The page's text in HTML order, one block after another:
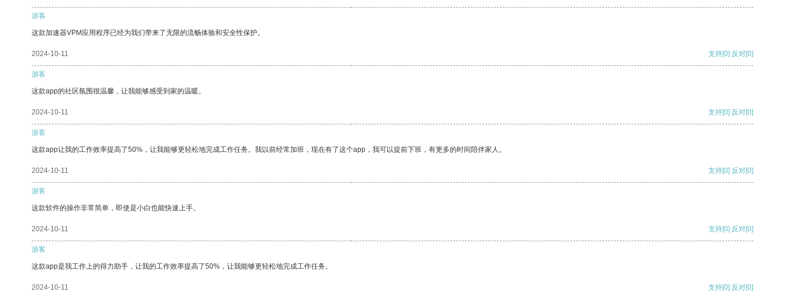
游客
这款加速器VPM应用程序已经为我们带来了无限的流畅体验和安全性保护。
2024-10-11 支持[0] 反对[0]
游客
这款app的社区氛围很温馨，让我能够感受到家的温暖。
2024-10-11 支持[0] 反对[0]
游客
这款app让我的工作效率提高了50%，让我能够更轻松地完成工作任务。我以前经常加班，现在有了这个app，我可以提前下班，有更多的时间陪伴家人。
2024-10-11 支持[0] 反对[0]
游客
这款软件的操作非常简单，即使是小白也能快速上手。
2024-10-11 支持[0] 反对[0]
游客
这款app是我工作上的得力助手，让我的工作效率提高了50%，让我能够更轻松地完成工作任务。
2024-10-11 支持[0] 反对[0]